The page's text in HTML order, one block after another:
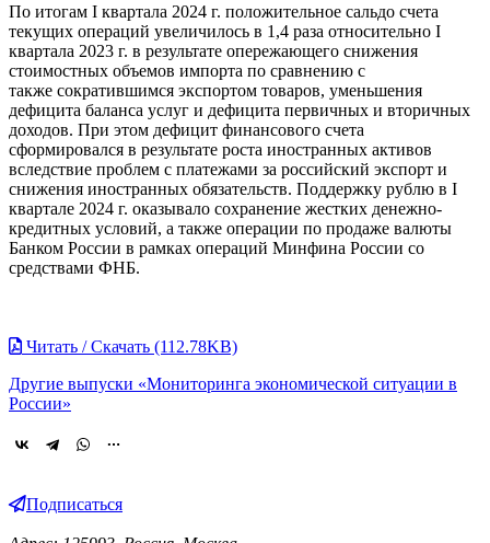
По итогам I квартала 2024 г. положительное сальдо счета
текущих операций увеличилось в 1,4 раза относительно I
квартала 2023 г. в результате опережающего снижения
стоимостных объемов импорта по сравнению с
также сократившимся экспортом товаров, уменьшения
дефицита баланса услуг и дефицита первичных и вторичных
доходов. При этом дефицит финансового счета
сформировался в результате роста иностранных активов
вследствие проблем с платежами за российский экспорт и
снижения иностранных обязательств. Поддержку рублю в I
квартале 2024 г. оказывало сохранение жестких денежно-
кредитных условий, а также операции по продаже валюты
Банком России в рамках операций Минфина России со
средствами ФНБ.
Читать / Скачать (112.78KB)
Другие выпуски «Мониторинга экономической ситуации в
России»
Подписаться